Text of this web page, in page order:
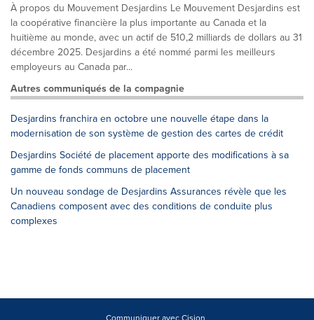
À propos du Mouvement Desjardins Le Mouvement Desjardins est
la coopérative financière la plus importante au Canada et la
huitième au monde, avec un actif de 510,2 milliards de dollars au 31
décembre 2025. Desjardins a été nommé parmi les meilleurs
employeurs au Canada par...
Autres communiqués de la compagnie
Desjardins franchira en octobre une nouvelle étape dans la
modernisation de son système de gestion des cartes de crédit
Desjardins Société de placement apporte des modifications à sa
gamme de fonds communs de placement
Un nouveau sondage de Desjardins Assurances révèle que les
Canadiens composent avec des conditions de conduite plus
complexes